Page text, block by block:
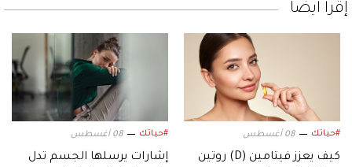
إقرأ أيضاً
#حياتك 08 أغسطس
كيف يعزز فيتامين (D) روتين
#حياتك 08 أغسطس
إشارات يرسلها الجسم تدل